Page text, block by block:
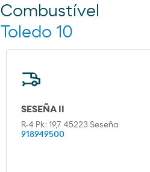
Combustível
Toledo 10
SESEÑA II
R-4 Pk: 19,7 45223 Seseña
918949500